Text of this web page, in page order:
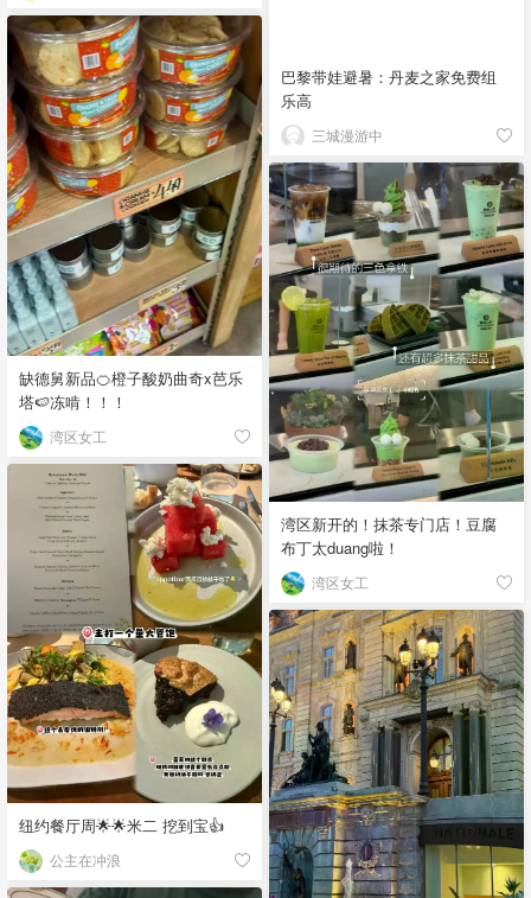
巴黎带娃避暑：丹麦之家免费组
乐高
三城漫游中
缺德舅新品🍊橙子酸奶曲奇x芭乐
塔🍉冻啃！！！
湾区女工
湾区新开的！抹茶专门店！豆腐
布丁太duang啦！
湾区女工
纽约餐厅周🌟🌟米二 挖到宝👍
公主在冲浪